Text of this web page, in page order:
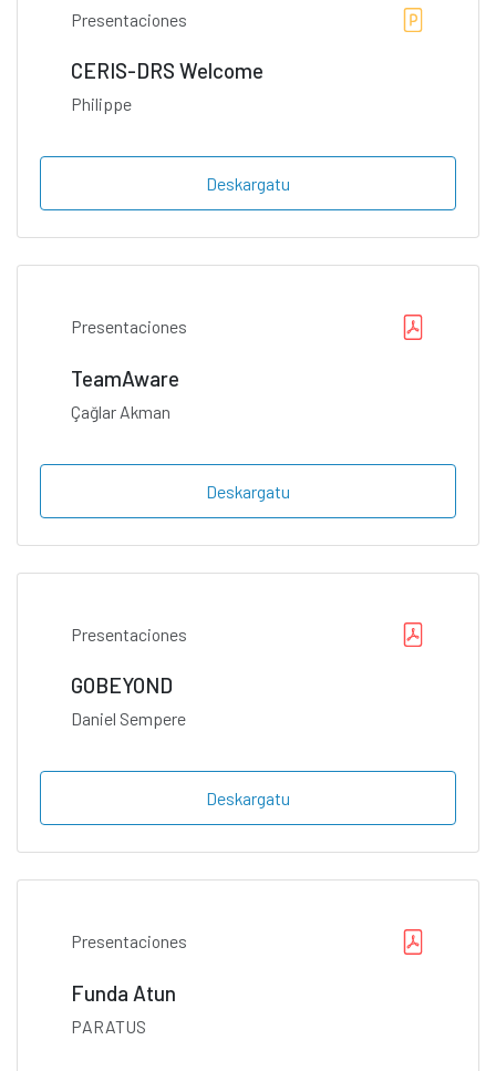
Presentaciones
CERIS-DRS Welcome
Philippe
Deskargatu
Presentaciones
TeamAware
Çağlar Akman
Deskargatu
Presentaciones
GOBEYOND
Daniel Sempere
Deskargatu
Presentaciones
Funda Atun
PARATUS